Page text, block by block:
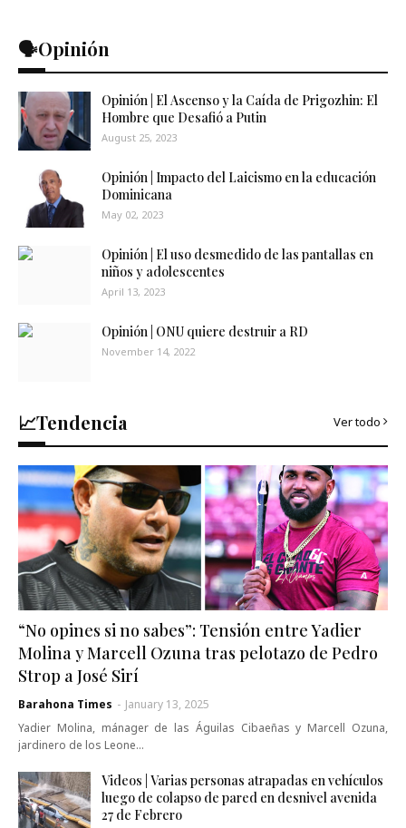
🗣️Opinión
Opinión | El Ascenso y la Caída de Prigozhin: El
Hombre que Desafió a Putin
August 25, 2023
Opinión | Impacto del Laicismo en la educación
Dominicana
May 02, 2023
Opinión | El uso desmedido de las pantallas en
niños y adolescentes
April 13, 2023
Opinión | ONU quiere destruir a RD
November 14, 2022
📈Tendencia Ver todo
“No opines si no sabes”: Tensión entre Yadier
Molina y Marcell Ozuna tras pelotazo de Pedro
Strop a José Sirí
Barahona Times - January 13, 2025
Yadier Molina, mánager de las Águilas Cibaeñas y Marcell Ozuna,
jardinero de los Leone…
Videos | Varias personas atrapadas en vehículos
luego de colapso de pared en desnivel avenida
27 de Febrero